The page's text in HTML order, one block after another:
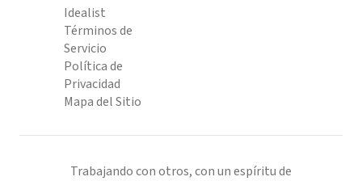
Idealist
Términos de
Servicio
Política de
Privacidad
Mapa del Sitio
Trabajando con otros, con un espíritu de